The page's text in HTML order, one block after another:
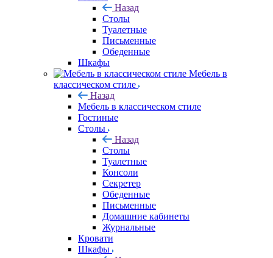
Назад
Столы
Туалетные
Письменные
Обеденные
Шкафы
Мебель в
классическом стиле
Назад
Мебель в классическом стиле
Гостиные
Столы
Назад
Столы
Туалетные
Консоли
Секретер
Обеденные
Письменные
Домашние кабинеты
Журнальные
Кровати
Шкафы